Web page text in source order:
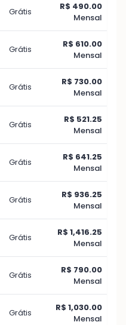
Grátis
R$ 490.00
Mensal
Grátis
R$ 610.00
Mensal
Grátis
R$ 730.00
Mensal
Grátis
R$ 521.25
Mensal
Grátis
R$ 641.25
Mensal
Grátis
R$ 936.25
Mensal
Grátis
R$ 1,416.25
Mensal
Grátis
R$ 790.00
Mensal
Grátis
R$ 1,030.00
Mensal